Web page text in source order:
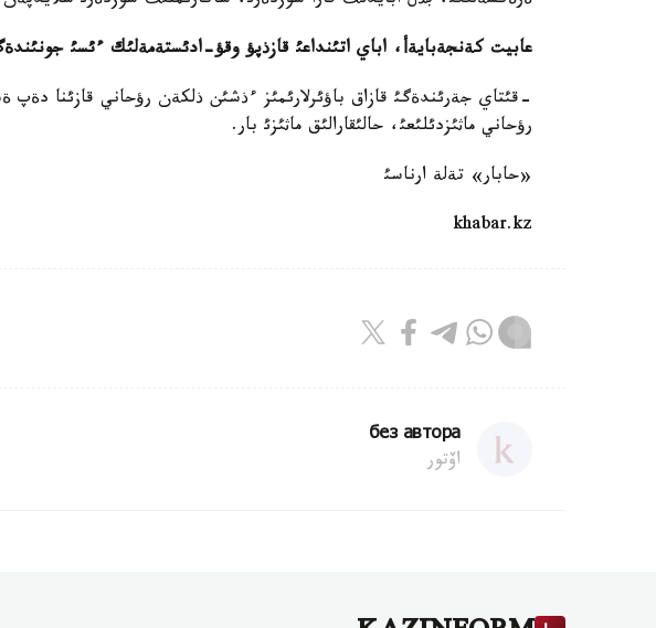
عابيت كةنجةبايةأ، اباي اتئنداعئ قازذپؤ وقؤ-ادئستةمةلئك ءئسئ
-قئتاي جةرئندةگئ قازاق باؤئرلارئمئز ءذشئن ذلكةن رؤحاني قازئنا
رؤحاني ماثئزدئلئعئ، حالئقارالئق ماثئزئ بار.
«حابار» تةلة ارناسئ
khabar.kz
без автора
اۆتور